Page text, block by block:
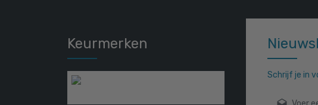
Schrijf je in
E-mailadres*
Keurmerken